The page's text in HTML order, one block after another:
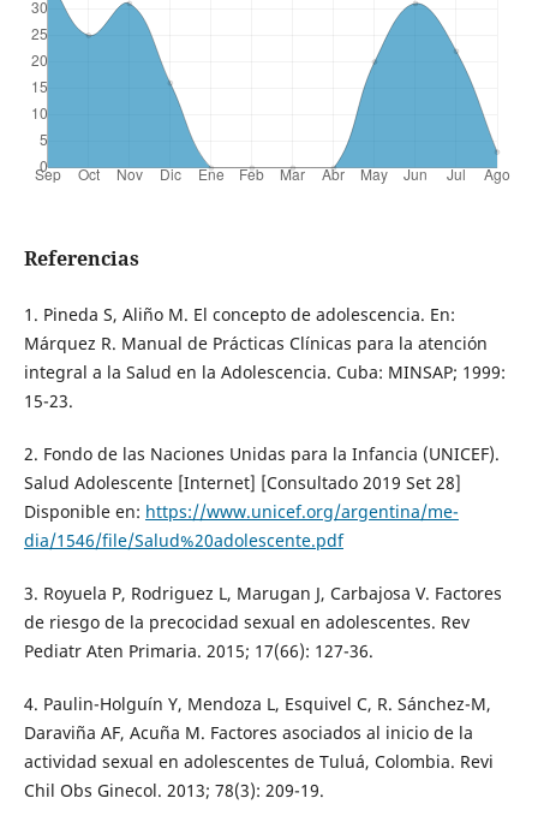
Referencias
1. Pineda S, Aliño M. El concepto de adolescencia. En:
Márquez R. Manual de Prácticas Clínicas para la atención
integral a la Salud en la Adolescencia. Cuba: MINSAP; 1999:
15-23.
2. Fondo de las Naciones Unidas para la Infancia (UNICEF).
Salud Adolescente [Internet] [Consultado 2019 Set 28]
Disponible en: https://www.unicef.org/argentina/me-
dia/1546/file/Salud%20adolescente.pdf
3. Royuela P, Rodriguez L, Marugan J, Carbajosa V. Factores
de riesgo de la precocidad sexual en adolescentes. Rev
Pediatr Aten Primaria. 2015; 17(66): 127-36.
4. Paulin-Holguín Y, Mendoza L, Esquivel C, R. Sánchez-M,
Daraviña AF, Acuña M. Factores asociados al inicio de la
actividad sexual en adolescentes de Tuluá, Colombia. Revi
Chil Obs Ginecol. 2013; 78(3): 209-19.